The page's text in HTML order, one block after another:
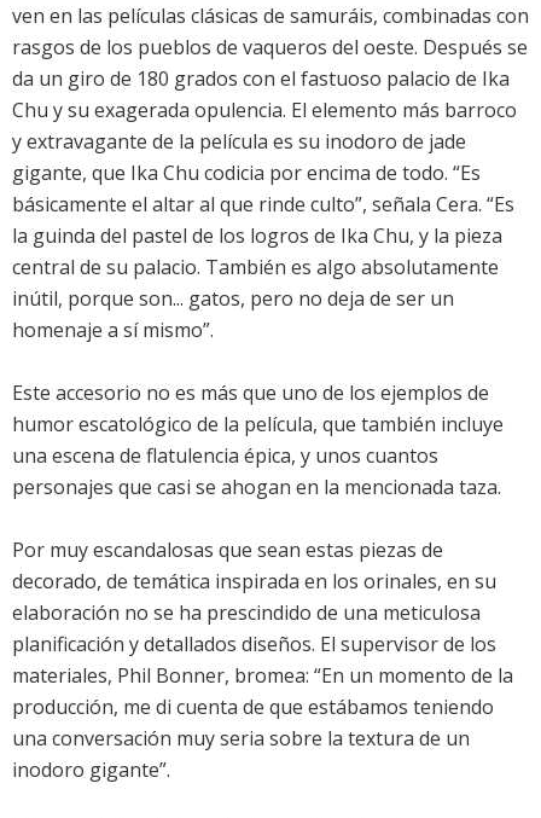
ven en las películas clásicas de samuráis, combinadas con
rasgos de los pueblos de vaqueros del oeste. Después se
da un giro de 180 grados con el fastuoso palacio de Ika
Chu y su exagerada opulencia. El elemento más barroco
y extravagante de la película es su inodoro de jade
gigante, que Ika Chu codicia por encima de todo. “Es
básicamente el altar al que rinde culto”, señala Cera. “Es
la guinda del pastel de los logros de Ika Chu, y la pieza
central de su palacio. También es algo absolutamente
inútil, porque son... gatos, pero no deja de ser un
homenaje a sí mismo”.
Este accesorio no es más que uno de los ejemplos de
humor escatológico de la película, que también incluye
una escena de flatulencia épica, y unos cuantos
personajes que casi se ahogan en la mencionada taza.
Por muy escandalosas que sean estas piezas de
decorado, de temática inspirada en los orinales, en su
elaboración no se ha prescindido de una meticulosa
planificación y detallados diseños. El supervisor de los
materiales, Phil Bonner, bromea: “En un momento de la
producción, me di cuenta de que estábamos teniendo
una conversación muy seria sobre la textura de un
inodoro gigante”.